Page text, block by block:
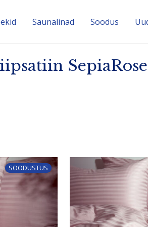
Sauna­linad Soodus
SepiaRose
SOODUSTUS